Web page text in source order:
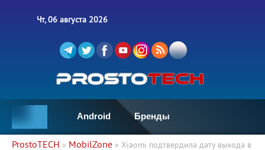
Чт, 06 августа 2026
Android Бренды
ProstoTECH » MobilZone » Xiaomi подтвердила дату выхода в